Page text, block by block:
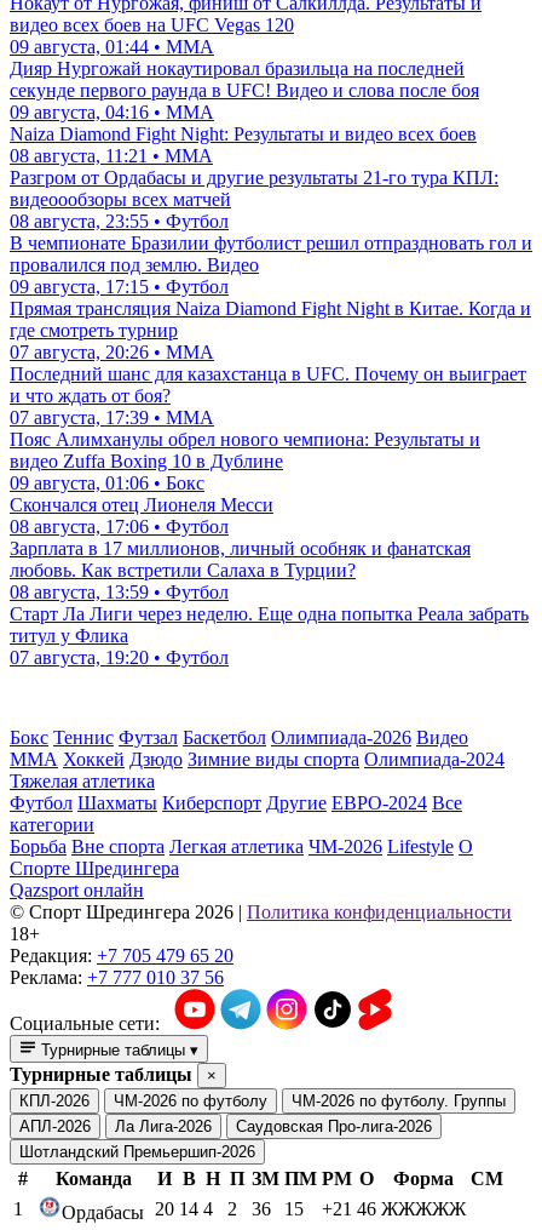
видео всех боев на UFC Vegas 120
09 августа, 01:44 • ММА
Дияр Нургожай нокаутировал бразильца на последней
секунде первого раунда в UFC! Видео и слова после боя
09 августа, 04:16 • ММА
Naiza Diamond Fight Night: Результаты и видео всех боев
08 августа, 11:21 • ММА
Разгром от Ордабасы и другие результаты 21-го тура КПЛ:
видеоообзоры всех матчей
08 августа, 23:55 • Футбол
В чемпионате Бразилии футболист решил отпраздновать гол и
провалился под землю. Видео
09 августа, 17:15 • Футбол
Прямая трансляция Naiza Diamond Fight Night в Китае. Когда и
где смотреть турнир
07 августа, 20:26 • ММА
Последний шанс для казахстанца в UFC. Почему он выиграет
и что ждать от боя?
07 августа, 17:39 • ММА
Пояс Алимханулы обрел нового чемпиона: Результаты и
видео Zuffa Boxing 10 в Дублине
09 августа, 01:06 • Бокс
Скончался отец Лионеля Месси
08 августа, 17:06 • Футбол
Зарплата в 17 миллионов, личный особняк и фанатская
любовь. Как встретили Салаха в Турции?
08 августа, 13:59 • Футбол
Старт Ла Лиги через неделю. Еще одна попытка Реала забрать
титул у Флика
07 августа, 19:20 • Футбол
Бокс Теннис Футзал Баскетбол Олимпиада-2026 Видео
ММА Хоккей Дзюдо Зимние виды спорта Олимпиада-2024
Тяжелая атлетика
Футбол Шахматы Киберспорт Другие ЕВРО-2024 Все
категории
Борьба Вне спорта Легкая атлетика ЧМ-2026 Lifestyle О
Спорте Шредингера
Qazsport онлайн
© Cпорт Шредингера 2026 | Политика конфиденциальности
18+
Редакция: +7 705 479 65 20
Реклама: +7 777 010 37 56
Социальные сети:
Турнирные таблицы ▾
Турнирные таблицы
×
КПЛ-2026
ЧМ-2026 по футболу
ЧМ-2026 по футболу. Группы
АПЛ-2026
Ла Лига-2026
Саудовская Про-лига-2026
Шотландский Премьершип-2026
# Команда И В Н П ЗМ ПМ РМ О Форма
СМ
1
Ордабасы 20 14 4 2 36 15 +21 46 ЖЖЖЖЖ